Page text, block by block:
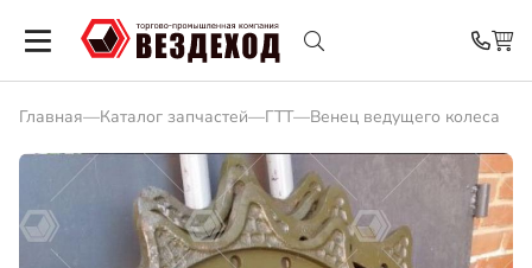
Главная—Каталог запчастей—ГТТ—Венец ведущего колеса